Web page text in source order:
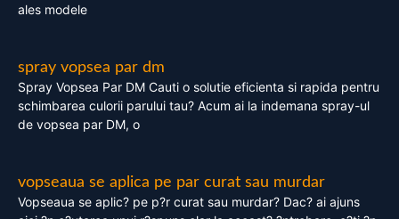
ales modele
spray vopsea par dm
Spray Vopsea Par DM Cauti o solutie eficienta si rapida pentru
schimbarea culorii parului tau? Acum ai la indemana spray-ul
de vopsea par DM, o
vopseaua se aplica pe par curat sau murdar
Vopseaua se aplic? pe p?r curat sau murdar? Dac? ai ajuns